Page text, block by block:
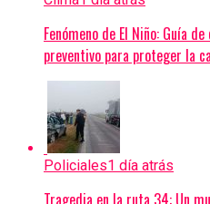
Fenómeno de El Niño: Guía
preventivo para proteger la
Policiales1 día atrás
Tragedia en la ruta 34: Un